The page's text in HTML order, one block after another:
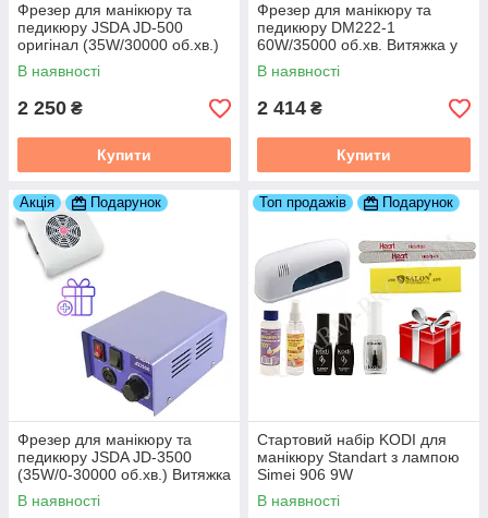
Фрезер для манікюру та
педикюру JSDA JD-500
оригінал (35W/30000 об.хв.)
Витяжка у подарунок!
В наявності
2 250 ₴
Купити
Фрезер для манікюру та
педикюру DM222-1
60W/35000 об.хв. Витяжка у
подарунок!
В наявності
2 414 ₴
Купити
Акція Подарунок
Фрезер для манікюру та
педикюру JSDA JD-3500
(35W/0-30000 об.хв.) Витяжка
у подарунок!
В наявності
Топ продажів Подарунок
Стартовий набір KODI для
манікюру Standart з лампою
Simei 906 9W
В наявності